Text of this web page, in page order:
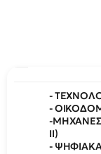
-
-
-ΜΗΧΑΝΕΣ
ΙΙ)
-